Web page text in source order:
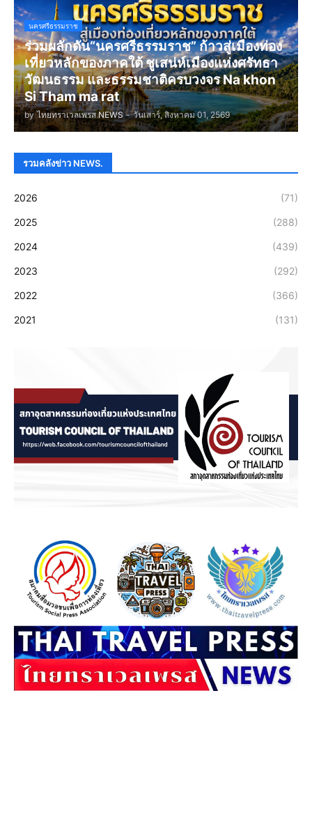
นครศรีธรรมราช
ร่วมผลักดัน“นครศรีธรรมราช” ก้าวสู่เมืองท่อง
เที่ยวหลักของภาคใต้ ชูเสน่ห์เมืองแห่งศรัทธา
วัฒนธรรม และธรรมชาติครบวงจร Na khon
Si Tham ma rat
by ไทยทราเวลเพรส NEWS - วันเสาร์, สิงหาคม 01, 2569
รวมคลังข่าว NEWS.
2026 (71)
2025 (288)
2024 (439)
2023 (292)
2022 (366)
2021 (131)